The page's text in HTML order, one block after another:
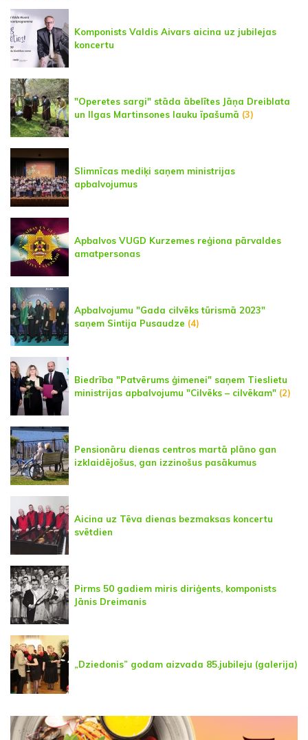
Komponists Valdis Aivars aicina uz jubilejas
koncertu
"Operetes sargi" stāda ābelītes Jāņa Dreiblata
un Ilgas Martinsones lauku īpašumā (3)
Slimnīcas mediķi saņem ministrijas
apbalvojumus
Apbalvos VUGD Kurzemes reģiona pārvaldes
amatpersonas
Apbalvojumu "Gada cilvēks tūrismā 2023"
saņem Sintija Pusaudze (4)
Biedrība "Patvērums ģimenei" saņem Tieslietu
ministrijas apbalvojumu "Cilvēks – cilvēkam" (2)
Pensionāru dienas centros martā plāno gan
izklaidējošus, gan izzinošus pasākumus
Aicina uz Tēva dienas bezmaksas koncertu
svētdien
Pirms 50 gadiem miris diriģents, komponists
Jānis Dreimanis
„Dziedonis” godam aizvada 85.jubileju (galerija)